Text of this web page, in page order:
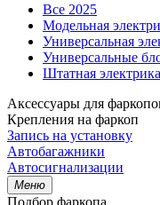
Все 2025
Модельная
Универсальная
Универсальные
Штатная электрика
Аксессуары для
Крепления на фаркоп
Запись на установку
Автобагажники
Автосигнализации
Меню
Подбор фаркопа